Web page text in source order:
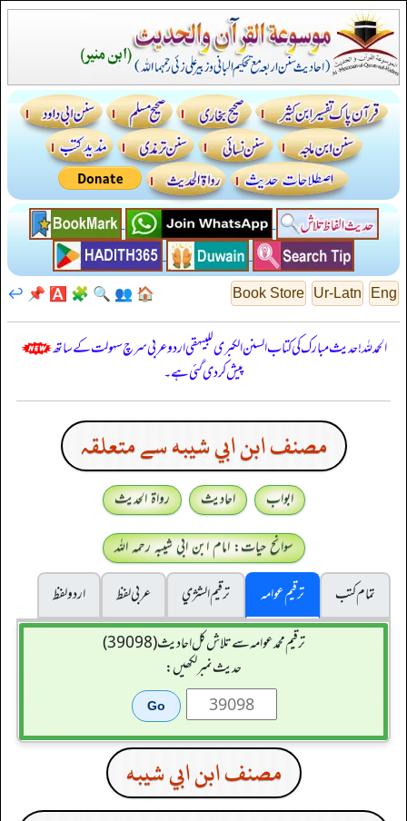
Eng
Ur-Latn
Book Store
🏠
👥
🔍
🧩
🅰️
📌
↩️
الحمدللہ! حدیث مبارک کی کتاب السنن الكبرى للبيهقي اردو عربی سرچ سہولت کے ساتھ
پیش کر دی گئی ہے۔
مصنف ابن ابي شيبه سے متعلقہ
ابواب احادیث
رواۃ الحدیث
سوانح حیات: امام ابن ابی شیبہ رحمہ اللہ
تمام کتب
ترقیم عوامہ ترقيم الشژي عربی لفظ
اردو لفظ
ترقیم محمدعوامہ سے تلاش کل احادیث (39098)
حدیث نمبر لکھیں:
مصنف ابن ابي شيبه